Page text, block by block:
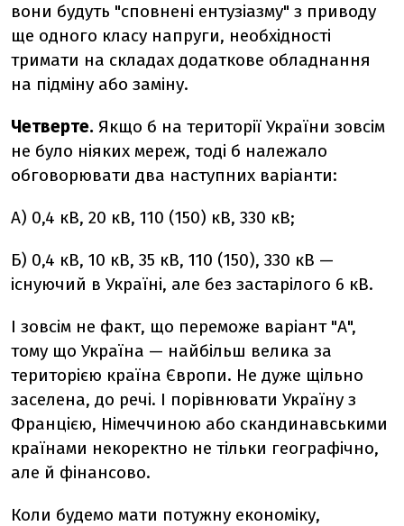
вони будуть "сповнені ентузіазму" з приводу
ще одного класу напруги, необхідності
тримати на складах додаткове обладнання
на підміну або заміну.
Четверте. Якщо б на території України зовсім
не було ніяких мереж, тоді б належало
обговорювати два наступних варіанти:
А) 0,4 кВ, 20 кВ, 110 (150) кВ, 330 кВ;
Б) 0,4 кВ, 10 кВ, 35 кВ, 110 (150), 330 кВ —
існуючий в Україні, але без застарілого 6 кВ.
І зовсім не факт, що переможе варіант "А",
тому що Україна — найбільш велика за
територією країна Європи. Не дуже щільно
заселена, до речі. І порівнювати Україну з
Францією, Німеччиною або скандинавськими
країнами некоректно не тільки географічно,
але й фінансово.
Коли будемо мати потужну економіку,